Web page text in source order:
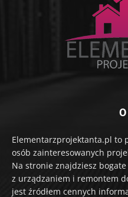
Elementarzprojektanta.pl to
osób zainteresowanych
Na stronie znajdziesz
z urządzaniem i remontem
jest źródłem cennych